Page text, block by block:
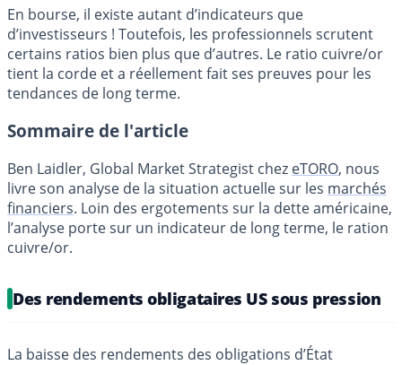
En bourse, il existe autant d’indicateurs que
d’investisseurs ! Toutefois, les professionnels scrutent
certains ratios bien plus que d’autres. Le ratio cuivre/or
tient la corde et a réellement fait ses preuves pour les
tendances de long terme.
Sommaire de l'article
Ben Laidler, Global Market Strategist chez eTORO, nous
livre son analyse de la situation actuelle sur les marchés
financiers. Loin des ergotements sur la dette américaine,
l’analyse porte sur un indicateur de long terme, le ration
cuivre/or.
Des rendements obligataires US sous pression
La baisse des rendements des obligations d’État